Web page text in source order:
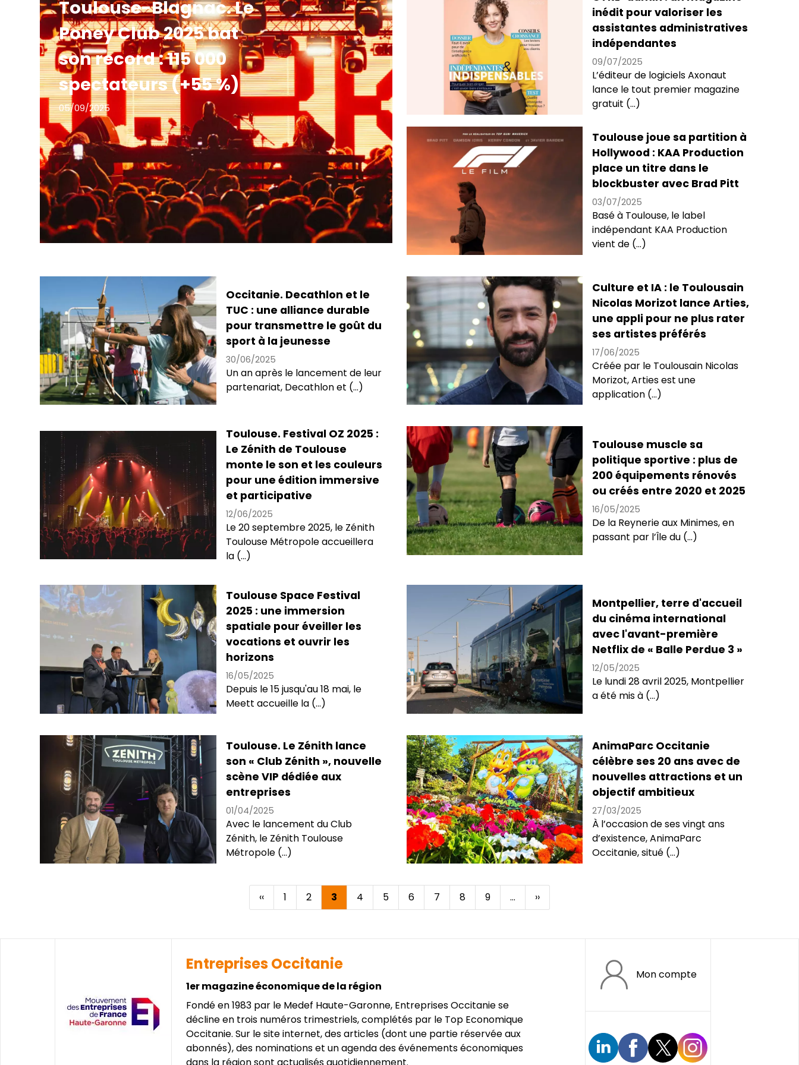
Toulouse-Blagnac. Le
Poney Club 2025 bat
son record : 115 000
spectateurs (+55 %)
05/09/2025
inédit pour valoriser les
assistantes administratives
indépendantes
09/07/2025
L’éditeur de logiciels Axonaut
lance le tout premier magazine
gratuit (...)
Toulouse joue sa partition à
Hollywood : KAA Production
place un titre dans le
blockbuster avec Brad Pitt
03/07/2025
Basé à Toulouse, le label
indépendant KAA Production
vient de (...)
Occitanie. Decathlon et le
TUC : une alliance durable
pour transmettre le goût du
sport à la jeunesse
30/06/2025
Un an après le lancement de leur
partenariat, Decathlon et (...)
Culture et IA : le Toulousain
Nicolas Morizot lance Arties,
une appli pour ne plus rater
ses artistes préférés
17/06/2025
Créée par le Toulousain Nicolas
Morizot, Arties est une
application (...)
Toulouse. Festival OZ 2025 :
Le Zénith de Toulouse
monte le son et les couleurs
pour une édition immersive
et participative
12/06/2025
Le 20 septembre 2025, le Zénith
Toulouse Métropole accueillera
la (...)
Toulouse muscle sa
politique sportive : plus de
200 équipements rénovés
ou créés entre 2020 et 2025
16/05/2025
De la Reynerie aux Minimes, en
passant par l’Île du (...)
Toulouse Space Festival
2025 : une immersion
spatiale pour éveiller les
vocations et ouvrir les
horizons
16/05/2025
Depuis le 15 jusqu'au 18 mai, le
Meett accueille la (...)
Montpellier, terre d'accueil
du cinéma international
avec l'avant-première
Netflix de « Balle Perdue 3 »
12/05/2025
Le lundi 28 avril 2025, Montpellier
a été mis à (...)
Toulouse. Le Zénith lance
son « Club Zénith », nouvelle
scène VIP dédiée aux
entreprises
01/04/2025
Avec le lancement du Club
Zénith, le Zénith Toulouse
Métropole (...)
AnimaParc Occitanie
célèbre ses 20 ans avec de
nouvelles attractions et un
objectif ambitieux
27/03/2025
À l’occasion de ses vingt ans
d’existence, AnimaParc
Occitanie, situé (...)
Page
précédente
‹‹ Page
1 Page
2
Page
courante
3 Page
4 Page
5 Page
6 Page
7 Page
8 Page
9 …
Page
suivante
››
Entreprises Occitanie
1er magazine économique de la région
Fondé en 1983 par le Medef Haute-Garonne, Entreprises Occitanie se
décline en trois numéros trimestriels, complétés par le Top Economique
Occitanie. Sur le site internet, des articles (dont une partie réservée aux
abonnés), des nominations et un agenda des événements économiques
dans la région sont actualisés quotidiennement.
Mon compte